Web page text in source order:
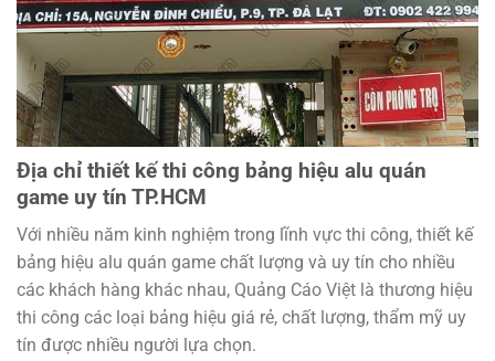
Địa chỉ thiết kế thi công bảng hiệu alu quán
game uy tín TP.HCM
Với nhiều năm kinh nghiệm trong lĩnh vực thi công, thiết kế
bảng hiệu alu quán game chất lượng và uy tín cho nhiều
các khách hàng khác nhau, Quảng Cáo Việt là thương hiệu
thi công các loại bảng hiệu giá rẻ, chất lượng, thẩm mỹ uy
tín được nhiều người lựa chọn.